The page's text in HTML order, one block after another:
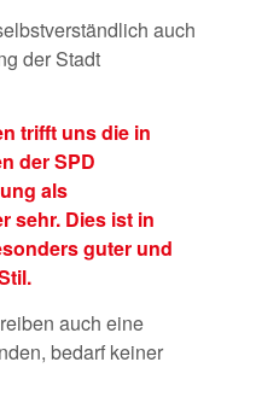
auch
der Stadt
trifft uns die in
der SPD
als
sehr. Dies ist in
guter und
auch eine
bedarf keiner